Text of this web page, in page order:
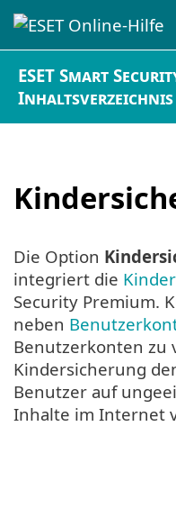
ESET Smart
Inhaltsverzeichnis
Die Option
integriert die
Security Premium.
neben
Benutzerkonten zu
Kindersicherung
Benutzer auf
Inhalte im Internet